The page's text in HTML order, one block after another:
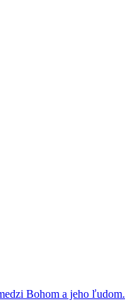
Bohom a jeho ľudom.